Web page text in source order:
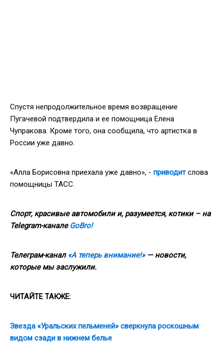
Спустя непродолжительное время возвращение
Пугачевой подтвердила и ее помощница Елена
Чупракова. Кроме того, она сообщила, что артистка в
России уже давно.
«Алла Борисовна приехала уже давно», - приводитслова
помощницы ТАСС.
Спорт, красивые автомобили и, разумеется, котики – на
Telegram-канале GoBro!
Телеграм-канал «А теперь внимание!»— новости,
которые мы заслужили.
ЧИТАЙТЕ ТАКЖЕ:
Звезда «Уральских пельменей» сверкнула роскошным
видом сзади в нижнем белье